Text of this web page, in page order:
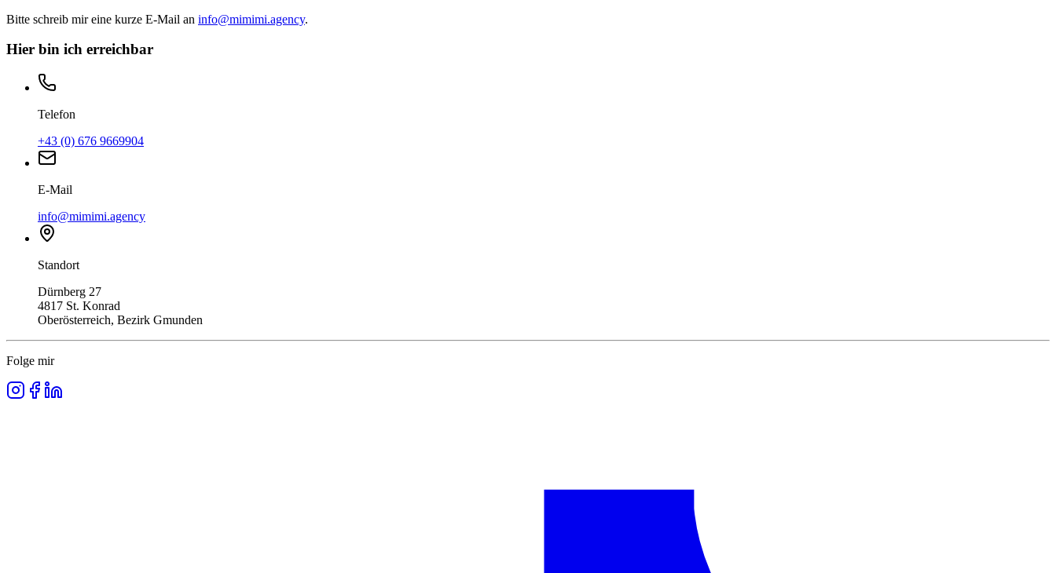
Bitte schreib mir eine kurze E-Mail an info@mimimi.agency.
Hier bin ich erreichbar
Telefon
+43 (0) 676 9669904
E-Mail
info@mimimi.agency
Standort
Dürnberg 27
4817 St. Konrad
Oberösterreich, Bezirk Gmunden
Folge mir